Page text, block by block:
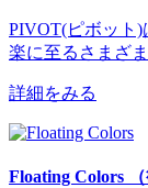
PIVOT(ピボット
楽に至るさまざ
詳細をみる
Floating Colors